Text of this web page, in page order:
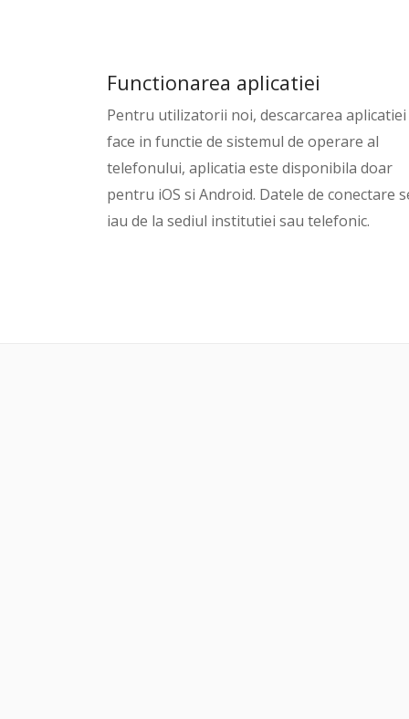
Functionarea aplicatiei
Pentru utilizatorii noi, descarcarea aplicatiei
face in functie de sistemul de operare al
telefonului, aplicatia este disponibila doar
pentru iOS si Android. Datele de conectare
iau de la sediul institutiei sau telefonic.